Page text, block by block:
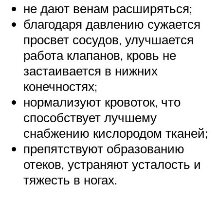
не дают венам расширяться;
благодаря давлению сужается
просвет сосудов, улучшается
работа клапанов, кровь не
застаивается в нижних
конечностях;
нормализуют кровоток, что
способствует лучшему
снабжению кислородом тканей;
препятствуют образованию
отеков, устраняют усталость и
тяжесть в ногах.